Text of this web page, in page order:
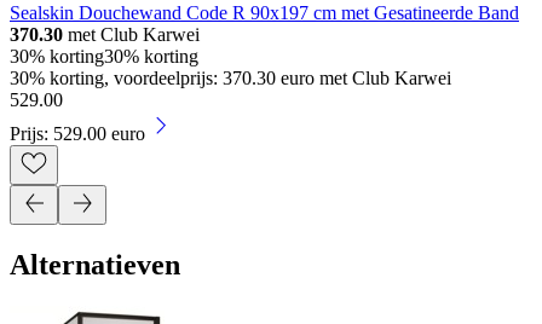
Sealskin Douchewand Code R 90x197 cm met Gesatineerde Band
370.30 met Club Karwei
30% korting30% korting
30% korting, voordeelprijs: 370.30 euro met Club Karwei
529.00
Prijs: 529.00 euro
Alternatieven